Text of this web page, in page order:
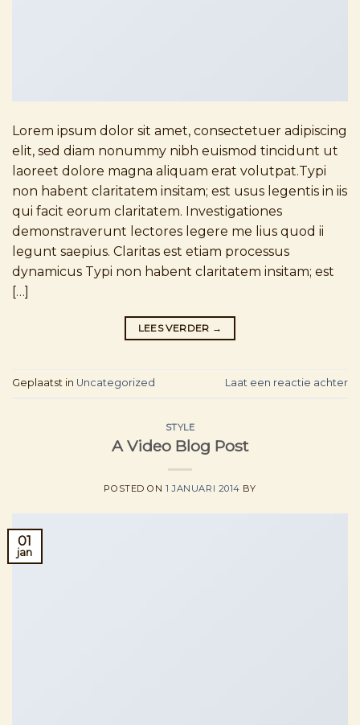
Lorem ipsum dolor sit amet, consectetuer adipiscing
elit, sed diam nonummy nibh euismod tincidunt ut
laoreet dolore magna aliquam erat volutpat.Typi
non habent claritatem insitam; est usus legentis in iis
qui facit eorum claritatem. Investigationes
demonstraverunt lectores legere me lius quod ii
legunt saepius. Claritas est etiam processus
dynamicus Typi non habent claritatem insitam; est
[…]
LEES VERDER →
Geplaatst in Uncategorized Laat een reactie achter
STYLE
A Video Blog Post
POSTED ON1 JANUARI 2014 BY
01
jan